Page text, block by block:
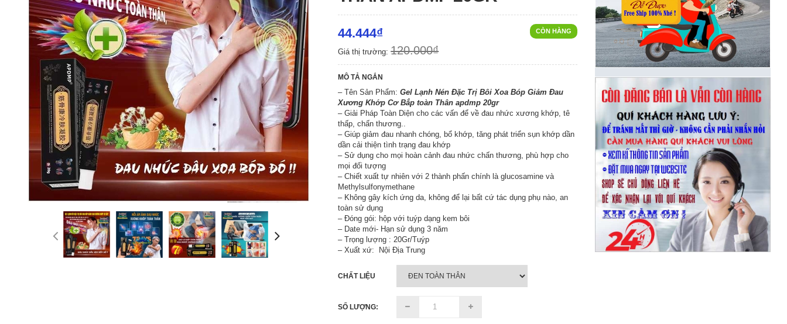
CÒN HÀNG
44.444₫
Giá thị trường:120.000₫
MÔ TẢ NGẮN
– Tên Sản Phẩm:Gel Lạnh Nén Đặc Trị Bôi Xoa Bóp Giảm Đau
Xương Khớp Cơ Bắp toàn Thân apdmp 20gr
– Giải Pháp Toàn Diện cho các vấn để về đau nhức xương khớp, tê
thấp, chấn thương..
– Giúp giảm đau nhanh chóng, bổ khớp, tăng phát triển sụn khớp dần
dần cải thiện tình trạng đau khớp
– Sử dụng cho mọi hoàn cảnh đau nhức chấn thương, phù hợp cho
mọi đối tượng
– Chiết xuất tự nhiên với 2 thành phấn chính là glucosamine và
Methylsulfonymethane
– Không gây kích ứng da, không để lại bất cứ tác dụng phụ nào, an
toàn sử dụng
– Đóng gói: hộp với tuýp dạng kem bôi
– Date mới- Hạn sử dụng 3 năm
– Trọng lượng : 20Gr/Tuýp
– Xuất xứ: Nội Địa Trung
CHẤT LIỆU
SỐ LƯỢNG: